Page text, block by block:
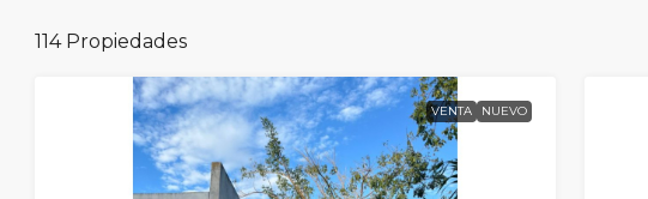
114 Propiedades
VENTA NUEVO